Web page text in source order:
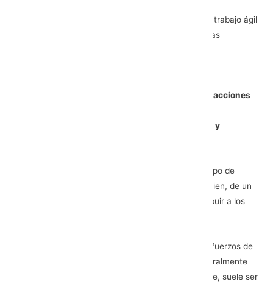
Para su diseño e implementación utiliza marcos de trabajo ágil
como scrum y kanban, así como entregas periódicas
comunicación interna anuales y se enfoca en las acciones
cumplimiento y seguimiento de las tareas diarias y
Suele ocurrir que el diseño y la ejecución de este tipo de
planes están a cargo de una unidad de negocio o bien, de un
equipo de trabajo creado con la finalidad de contribuir a los
La planificación operativa idealmente apoya los esfuerzos de
la planificación estratégica y, su presupuesto generalmente
está integrado en el departamento al que pertenece, suele ser